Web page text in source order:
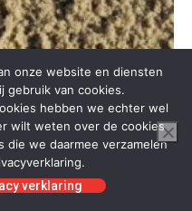
onze website en diensten
gebruik van cookies.
hebben we echter wel
wilt weten over de cookies
we daarmee verzamelen
verklaring